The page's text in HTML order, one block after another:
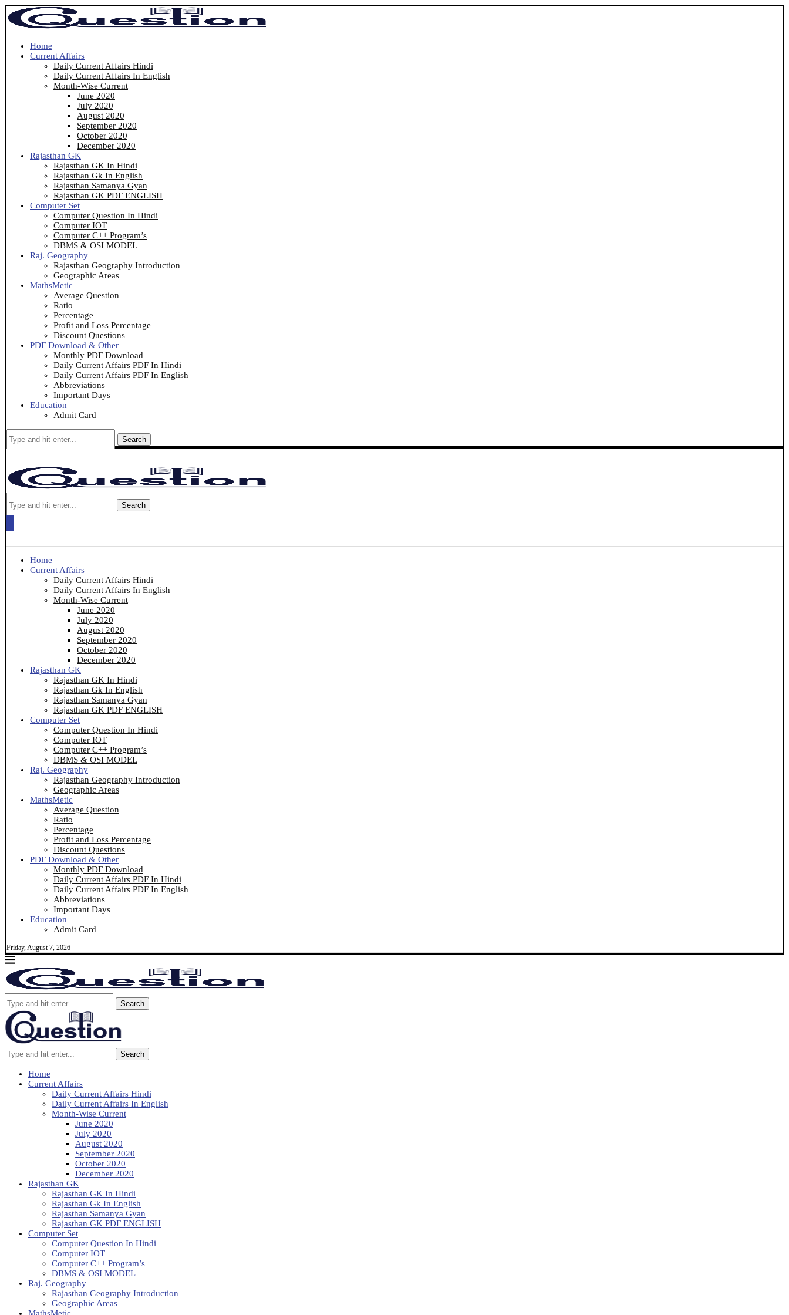
Home
Current Affairs
Daily Current Affairs Hindi
Daily Current Affairs In English
Month-Wise Current
June 2020
July 2020
August 2020
September 2020
October 2020
December 2020
Rajasthan GK
Rajasthan GK In Hindi
Rajasthan Gk In English
Rajasthan Samanya Gyan
Rajasthan GK PDF ENGLISH
Computer Set
Computer Question In Hindi
Computer IOT
Computer C++ Program’s
DBMS & OSI MODEL
Raj. Geography
Rajasthan Geography Introduction
Geographic Areas
MathsMetic
Average Question
Ratio
Percentage
Profit and Loss Percentage
Discount Questions
PDF Download & Other
Monthly PDF Download
Daily Current Affairs PDF In Hindi
Daily Current Affairs PDF In English
Abbreviations
Important Days
Education
Admit Card
Search
Search
Home
Current Affairs
Daily Current Affairs Hindi
Daily Current Affairs In English
Month-Wise Current
June 2020
July 2020
August 2020
September 2020
October 2020
December 2020
Rajasthan GK
Rajasthan GK In Hindi
Rajasthan Gk In English
Rajasthan Samanya Gyan
Rajasthan GK PDF ENGLISH
Computer Set
Computer Question In Hindi
Computer IOT
Computer C++ Program’s
DBMS & OSI MODEL
Raj. Geography
Rajasthan Geography Introduction
Geographic Areas
MathsMetic
Average Question
Ratio
Percentage
Profit and Loss Percentage
Discount Questions
PDF Download & Other
Monthly PDF Download
Daily Current Affairs PDF In Hindi
Daily Current Affairs PDF In English
Abbreviations
Important Days
Education
Admit Card
Friday, August 7, 2026
Search
Search
Home
Current Affairs
Daily Current Affairs Hindi
Daily Current Affairs In English
Month-Wise Current
June 2020
July 2020
August 2020
September 2020
October 2020
December 2020
Rajasthan GK
Rajasthan GK In Hindi
Rajasthan Gk In English
Rajasthan Samanya Gyan
Rajasthan GK PDF ENGLISH
Computer Set
Computer Question In Hindi
Computer IOT
Computer C++ Program’s
DBMS & OSI MODEL
Raj. Geography
Rajasthan Geography Introduction
Geographic Areas